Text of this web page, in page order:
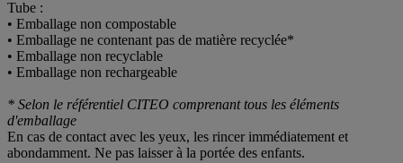
Tube :
• Emballage non compostable
• Emballage ne contenant pas de matière recyclée*
• Emballage non recyclable
• Emballage non rechargeable
* Selon le référentiel CITEO comprenant tous les éléments
d'emballage
En cas de contact avec les yeux, les rincer immédiatement et
abondamment. Ne pas laisser à la portée des enfants.